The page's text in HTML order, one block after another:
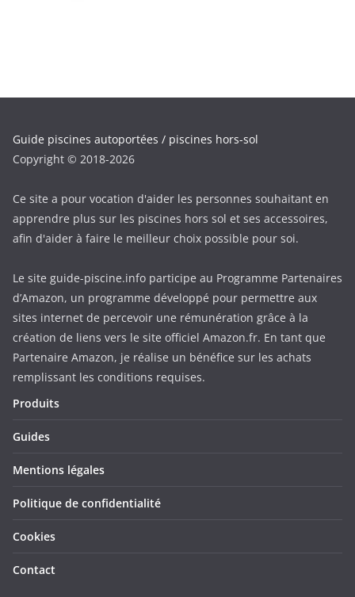
Guide piscines autoportées / piscines hors-sol
Copyright © 2018-2026
Ce site a pour vocation d'aider les personnes souhaitant en
apprendre plus sur les piscines hors sol et ses accessoires,
afin d'aider à faire le meilleur choix possible pour soi.
Le site guide-piscine.info participe au Programme Partenaires
d’Amazon, un programme développé pour permettre aux
sites internet de percevoir une rémunération grâce à la
création de liens vers le site officiel Amazon.fr. En tant que
Partenaire Amazon, je réalise un bénéfice sur les achats
remplissant les conditions requises.
Produits
Guides
Mentions légales
Politique de confidentialité
Cookies
Contact